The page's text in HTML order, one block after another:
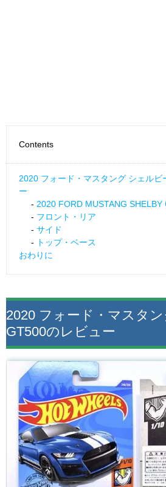
Contents
2020 フォード・マスタング シェルビ
ー
2020 FORD MUSTANG SHELBY
フロント・リア
サイド
トップ・ベース
おわりに
2020 フォード・マスタ
GT500のレビュー